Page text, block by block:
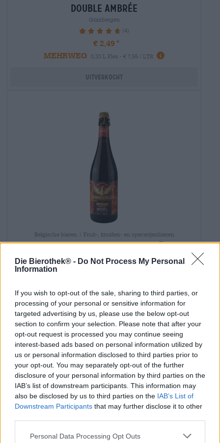
Die Bierothek® - Do Not Process My Personal
Information
If you wish to opt-out of the sale, sharing to third parties, or
processing of your personal or sensitive information for
targeted advertising by us, please use the below opt-out
section to confirm your selection. Please note that after your
opt-out request is processed you may continue seeing
interest-based ads based on personal information utilized by
us or personal information disclosed to third parties prior to
your opt-out. You may separately opt-out of the further
disclosure of your personal information by third parties on the
IAB’s list of downstream participants. This information may
also be disclosed by us to third parties on the IAB’s List of
Downstream Participants that may further disclose it to other
Personal Data Processing Opt Outs
double ambrée
Grimbergen
95% (4)
€ 2,49
MEHRWEG
0,33 L Fles - € 7,55 / LTR
Uitverkocht
Belgische bieren | Fruit-, kruiden- en specerijenbieren
grimbergen brassin de noël
Grimbergen
Uitverkocht